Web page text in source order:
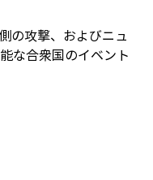
の攻撃、およびニュ
な合衆国のイベント